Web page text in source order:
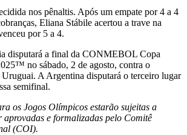
nos pênaltis. Após um empate por 4 a 4
Eliana Stábile acertou a trave na
por 5 a 4.
disputará a final da CONMEBOL Copa
no sábado, 2 de agosto, contra o
A Argentina disputará o terceiro lugar
semifinal.
os Jogos Olímpicos estarão sujeitas a
aprovadas e formalizadas pelo Comitê
(COI).